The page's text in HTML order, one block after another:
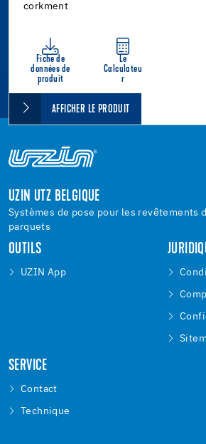
corkment
Fiche de
données de
produit
Le
Calculateu
r
AFFICHER LE PRODUIT
UZIN UTZ BELGIQUE
Systèmes de pose pour les revêtements
parquets
OUTILS
UZIN App
SERVICE
Contact
Technique